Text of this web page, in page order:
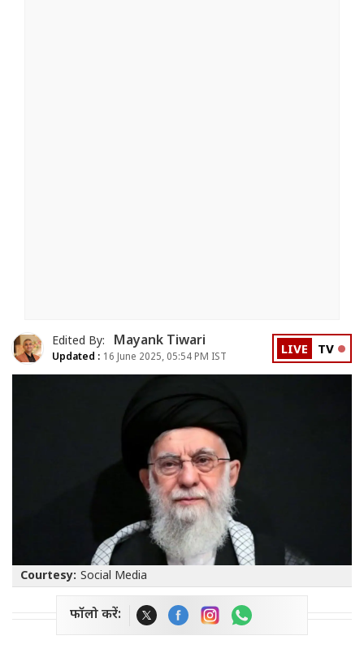
Edited By: Mayank Tiwari
Updated : 16 June 2025, 05:54 PM IST LIVE TV
Courtesy: Social Media
फॉलो करें: